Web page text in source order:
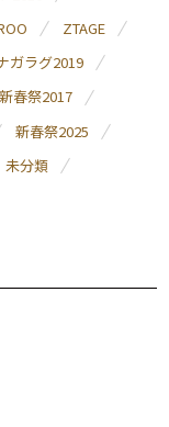
ZTAGE
ガラグ2019
新春祭2017
新春祭2025
未分類